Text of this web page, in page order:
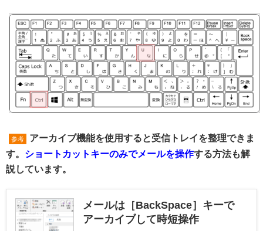
参考
アーカイブ機能を使用すると受信トレイを整理できま
す。 ショートカットキーのみでメールを操作する方法も解
説しています。
メールは［BackSpace］キーで
アーカイブして時短操作